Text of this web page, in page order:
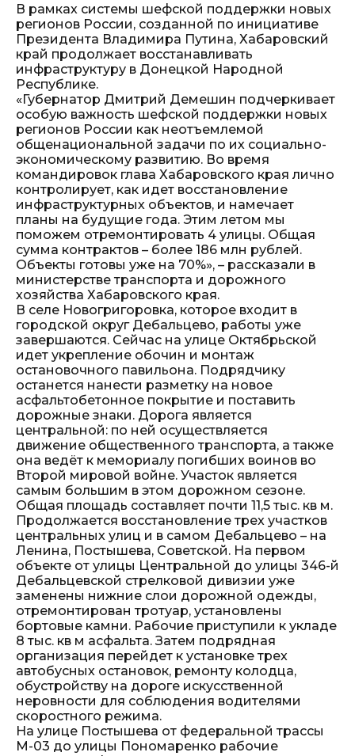
В рамках системы шефской поддержки новых
регионов России, созданной по инициативе
Президента Владимира Путина, Хабаровский
край продолжает восстанавливать
инфраструктуру в Донецкой Народной
Республике.
«Губернатор Дмитрий Демешин подчеркивает
особую важность шефской поддержки новых
регионов России как неотъемлемой
общенациональной задачи по их социально-
экономическому развитию. Во время
командировок глава Хабаровского края лично
контролирует, как идет восстановление
инфраструктурных объектов, и намечает
планы на будущие года. Этим летом мы
поможем отремонтировать 4 улицы. Общая
сумма контрактов – более 186 млн рублей.
Объекты готовы уже на 70%», – рассказали в
министерстве транспорта и дорожного
хозяйства Хабаровского края.
В селе Новогригоровка, которое входит в
городской округ Дебальцево, работы уже
завершаются. Сейчас на улице Октябрьской
идет укрепление обочин и монтаж
остановочного павильона. Подрядчику
останется нанести разметку на новое
асфальтобетонное покрытие и поставить
дорожные знаки. Дорога является
центральной: по ней осуществляется
движение общественного транспорта, а также
она ведёт к мемориалу погибших воинов во
Второй мировой войне. Участок является
самым большим в этом дорожном сезоне.
Общая площадь составляет почти 11,5 тыс. кв м.
Продолжается восстановление трех участков
центральных улиц и в самом Дебальцево – на
Ленина, Постышева, Советской. На первом
объекте от улицы Центральной до улицы 346-й
Дебальцевской стрелковой дивизии уже
заменены нижние слои дорожной одежды,
отремонтирован тротуар, установлены
бортовые камни. Рабочие приступили к укладе
8 тыс. кв м асфальта. Затем подрядная
организация перейдет к установке трех
автобусных остановок, ремонту колодца,
обустройству на дороге искусственной
неровности для соблюдения водителями
скоростного режима.
На улице Постышева от федеральной трассы
М-03 до улицы Пономаренко рабочие